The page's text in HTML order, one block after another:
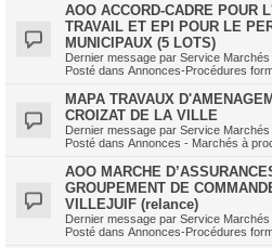
AOO ACCORD-CADRE POUR
TRAVAIL ET EPI POUR LE
MUNICIPAUX (5 LOTS)
Dernier message par Service Marchés
Posté dans Annonces-Procédures
MAPA TRAVAUX
CROIZAT DE LA VILLE
Dernier message par Service Marchés
Posté dans Annonces - Marchés à
AOO MARCHE
GROUPEMENT DE
VILLEJUIF (relance)
Dernier message par Service Marchés
Posté dans Annonces-Procédures